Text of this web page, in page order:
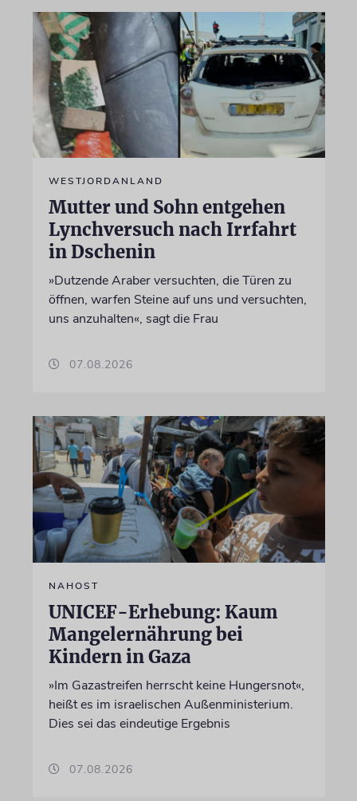
WESTJORDANLAND
Mutter und Sohn entgehen
Lynchversuch nach Irrfahrt
in Dschenin
»Dutzende Araber versuchten, die Türen zu
öffnen, warfen Steine auf uns und versuchten,
uns anzuhalten«, sagt die Frau
07.08.2026
NAHOST
UNICEF-Erhebung: Kaum
Mangelernährung bei
Kindern in Gaza
»Im Gazastreifen herrscht keine Hungersnot«,
heißt es im israelischen Außenministerium.
Dies sei das eindeutige Ergebnis
07.08.2026